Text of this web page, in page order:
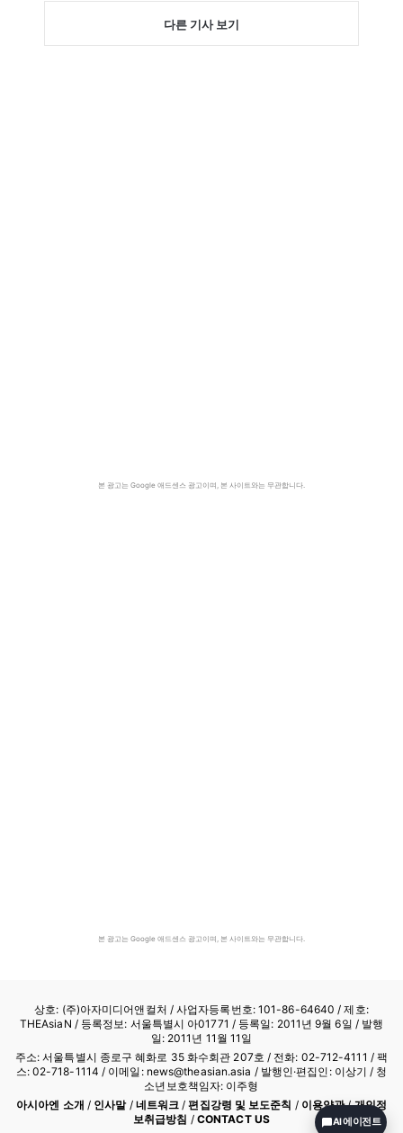
다른 기사 보기
본 광고는 Google 애드센스 광고이며, 본 사이트와는 무관합니다.
본 광고는 Google 애드센스 광고이며, 본 사이트와는 무관합니다.
상호: (주)아자미디어앤컬처 /사업자등록번호: 101-86-64640 / 제호:
THEAsiaN / 등록정보: 서울특별시 아01771 / 등록일: 2011년 9월 6일 / 발행
일: 2011년 11월 11일
주소: 서울특별시 종로구 혜화로 35 화수회관 207호 / 전화: 02-712-4111 / 팩
스: 02-718-1114 / 이메일: news@theasian.asia / 발행인·편집인: 이상기 / 청
소년보호책임자: 이주형
아시아엔 소개 / 인사말/ 네트워크 /편집강령 및 보도준칙 / 이용약관/개인정
보취급방침 / CONTACT US
AI 에이전트